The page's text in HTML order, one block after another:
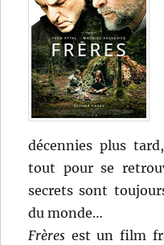
décennies plus
tout pour se
secrets sont
du monde…
Frères est un film